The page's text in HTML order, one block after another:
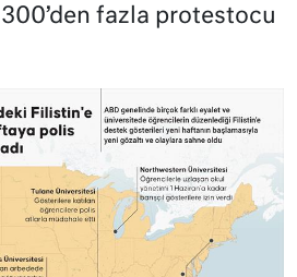
fazla protestocu